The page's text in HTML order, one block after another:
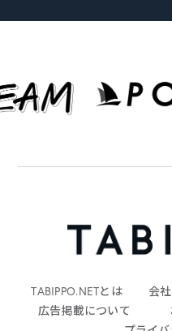
TABIPPO.NETとは 会
広告掲載について